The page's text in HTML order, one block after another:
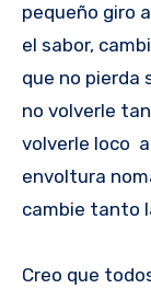
pequeño giro
el sabor,
que no pierda
no volverle
volverle loco
envoltura
cambie tanto
Creo que